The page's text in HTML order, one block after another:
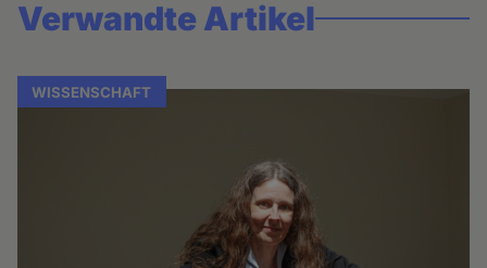
Verwandte Artikel
WISSENSCHAFT